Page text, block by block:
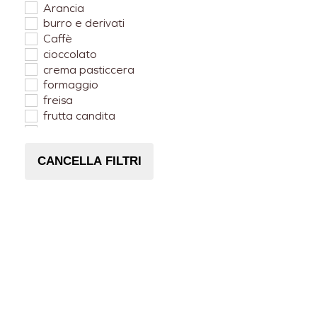
Arancia
burro e derivati
Caffè
cioccolato
crema pasticcera
formaggio
freisa
frutta candita
Mela
CANCELLA FILTRI